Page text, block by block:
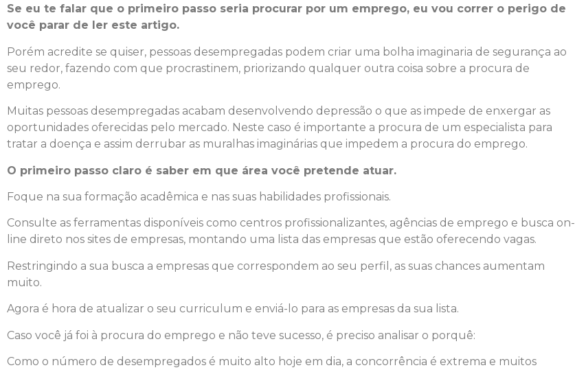
Se eu te falar que o primeiro passo seria procurar por um emprego, eu vou correr o perigo de
você parar de ler este artigo.
Porém acredite se quiser, pessoas desempregadas podem criar uma bolha imaginaria de segurança ao
seu redor, fazendo com que procrastinem, priorizando qualquer outra coisa sobre a procura de
emprego.
Muitas pessoas desempregadas acabam desenvolvendo depressão o que as impede de enxergar as
oportunidades oferecidas pelo mercado. Neste caso é importante a procura de um especialista para
tratar a doença e assim derrubar as muralhas imaginárias que impedem a procura do emprego.
O primeiro passo claro é saber em que área você pretende atuar.
Foque na sua formação acadêmica e nas suas habilidades profissionais.
Consulte as ferramentas disponíveis como centros profissionalizantes, agências de emprego e busca on-
line direto nos sites de empresas, montando uma lista das empresas que estão oferecendo vagas.
Restringindo a sua busca a empresas que correspondem ao seu perfil, as suas chances aumentam
muito.
Agora é hora de atualizar o seu curriculum e enviá-lo para as empresas da sua lista.
Caso você já foi à procura do emprego e não teve sucesso, é preciso analisar o porquê:
Como o número de desempregados é muito alto hoje em dia, a concorrência é extrema e muitos